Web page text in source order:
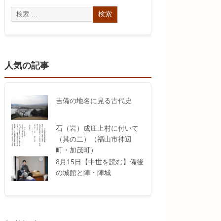
人気の記事
吉備の地名に見る古代史
石（岩）成庄上村に付いて
（其の二）（福山市神辺
町・加茂町）
8月15日【中世を読む】備後
の城館と陣・陣城